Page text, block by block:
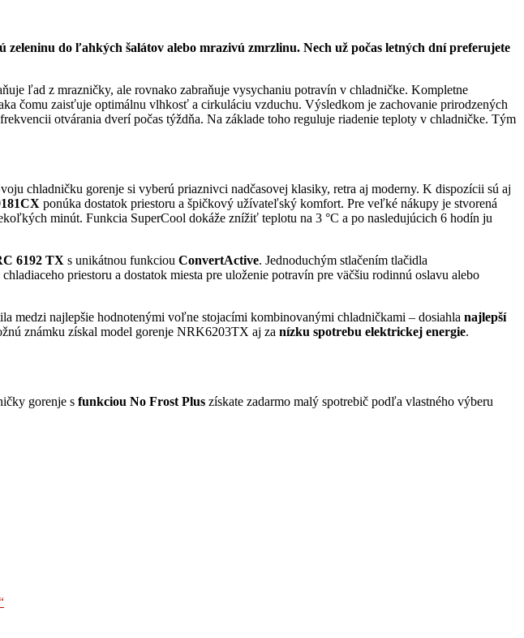
do ľahkých šalátov alebo mrazivú zmrzlinu. Nech už počas letných dní preferujete
ľad z mrazničky, ale rovnako zabraňuje vysychaniu potravín v chladničke. Kompletne
čomu zaisťuje optimálnu vlhkosť a cirkuláciu vzduchu. Výsledkom je zachovanie prirodzených
otvárania dverí počas týždňa. Na základe toho reguluje riadenie teploty v chladničke. Tým
chladničku gorenje si vyberú priaznivci nadčasovej klasiky, retra aj moderny. K dispozícii sú aj
ponúka dostatok priestoru a špičkový užívateľský komfort. Pre veľké nákupy je stvorená
minút. Funkcia SuperCool dokáže znížiť teplotu na 3 °C a po nasledujúcich 6 hodín ju
6192 TX s unikátnou funkciou ConvertActive. Jednoduchým stlačením tlačidla
priestoru a dostatok miesta pre uloženie potravín pre väčšiu rodinnú oslavu alebo
medzi najlepšie hodnotenými voľne stojacími kombinovanými chladničkami – dosiahla najlepší
známku získal model gorenje NRK6203TX aj za nízku spotrebu elektrickej energie.
gorenje s funkciou No Frost Plus získate zadarmo malý spotrebič podľa vlastného výberu